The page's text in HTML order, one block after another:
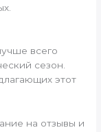
всего
сезон.
этот
на отзывы и